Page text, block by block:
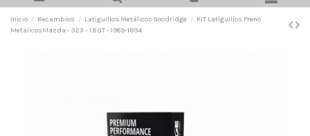
Inicio Recambios Latiguillos Metálicos Goodridge
KIT Latiguillos Freno
MetálicosMazda - 323 - 1.8 GT - 1989-1994